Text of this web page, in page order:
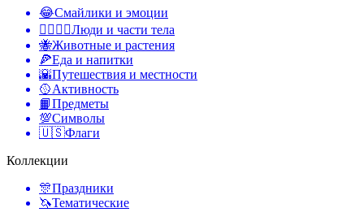
😂Смайлики и эмоции
👩‍❤️‍💋‍👨Люди и части тела
🐝Животные и растения
🍕Еда и напитки
🌇Путешествия и местности
🥎Активность
📙Предметы
💯Символы
🇺🇸Флаги
Коллекции
🎊Праздники
🦄Тематические